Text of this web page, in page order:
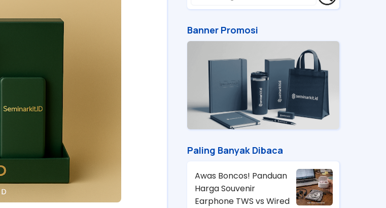
Banner Promosi
Paling Banyak Dibaca
Awas Boncos! Panduan
Harga Souvenir
Earphone TWS vs Wired